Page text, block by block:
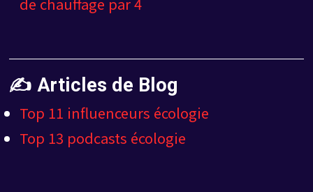
✍️ Articles de Blog
Top 11 influenceurs écologie
Top 13 podcasts écologie